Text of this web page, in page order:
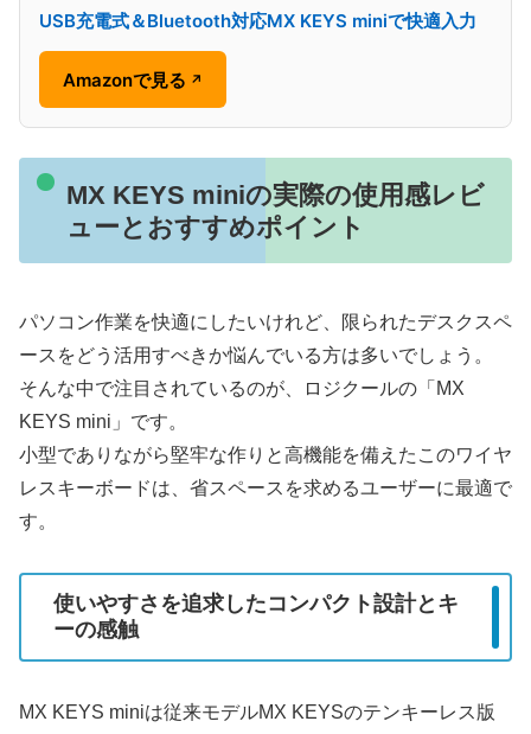
USB充電式＆Bluetooth対応MX KEYS miniで快適入力
Amazonで見る ↗
MX KEYS miniの実際の使用感レビ
ューとおすすめポイント
パソコン作業を快適にしたいけれど、限られたデスクスペ
ースをどう活用すべきか悩んでいる方は多いでしょう。
そんな中で注目されているのが、ロジクールの「MX
KEYS mini」です。
小型でありながら堅牢な作りと高機能を備えたこのワイヤ
レスキーボードは、省スペースを求めるユーザーに最適で
す。
使いやすさを追求したコンパクト設計とキ
ーの感触
MX KEYS miniは従来モデルMX KEYSのテンキーレス版